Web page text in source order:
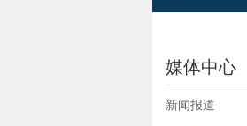
媒体中心
新闻报道